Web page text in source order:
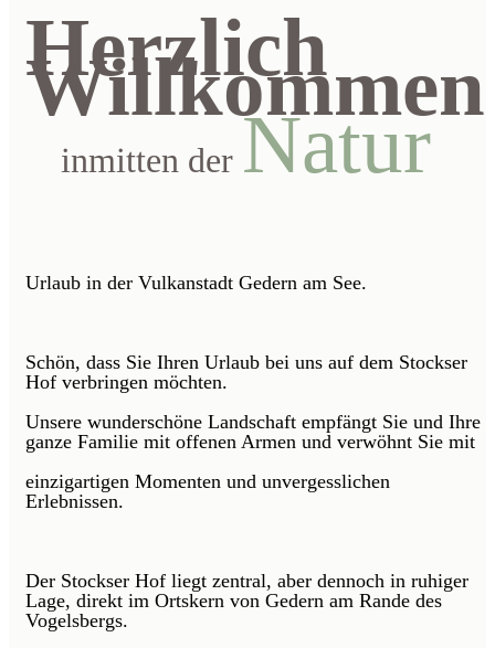
Herzlich
Willkommen
inmitten der Natur
Urlaub in der Vulkanstadt Gedern am See.
Schön, dass Sie Ihren Urlaub bei uns auf dem Stockser
Hof verbringen möchten.
Unsere wunderschöne Landschaft empfängt Sie und Ihre
ganze Familie mit offenen Armen und verwöhnt Sie mit
einzigartigen Momenten und unvergesslichen
Erlebnissen.
Der Stockser Hof liegt zentral, aber dennoch in ruhiger
Lage, direkt im Ortskern von Gedern am Rande des
Vogelsbergs.